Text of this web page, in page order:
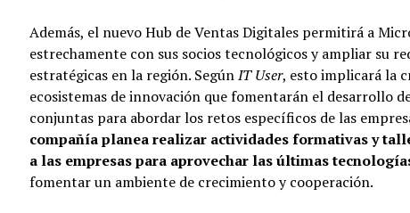
Además, el nuevo Hub de Ventas Digitales permitirá a
estrechamente con sus socios tecnológicos y ampliar su
estratégicas en la región. SegúnIT User, esto implicará la
ecosistemas de innovación que fomentarán el desarrollo
conjuntas para abordar los retos específicos de las
compañía planea realizar actividades formativas y
a las empresas para aprovechar las últimas
fomentar un ambiente de crecimiento y cooperación.